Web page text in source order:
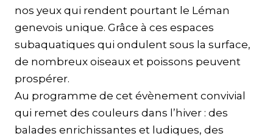
nos yeux qui rendent pourtant le Léman
genevois unique. Grâce à ces espaces
subaquatiques qui ondulent sous la surface,
de nombreux oiseaux et poissons peuvent
prospérer.
Au programme de cet évènement convivial
qui remet des couleurs dans l’hiver : des
balades enrichissantes et ludiques, des